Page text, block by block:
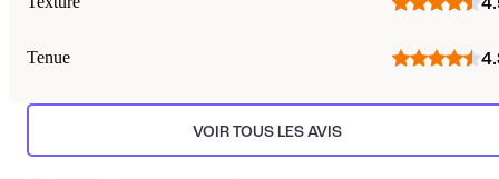
Tenue
VOIR TOUS LES AVIS